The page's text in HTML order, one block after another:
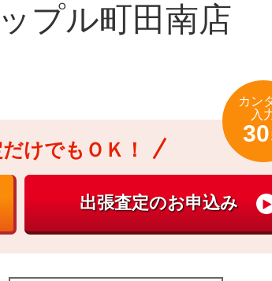
プル町田南店
けでもＯＫ！
カン
入
30